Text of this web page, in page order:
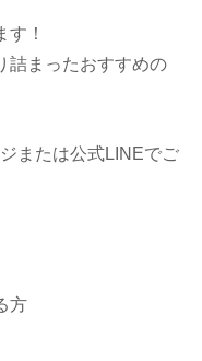
！
詰まったおすすめの
または公式LINEでご
方